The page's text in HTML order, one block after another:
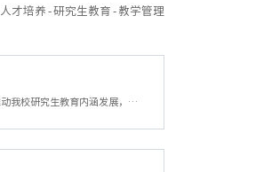
人才培养-研究生教育-教学管理
各学院（研究院）：为深入贯彻党的二十大和二十届历次全会及全国教育大会精神，进一步落实新时代研究生综合改革，推动我校研究生教育内涵发展，根据《关于开展2026年浙江省研究生教育学会科研项目申报工作的通知》要求，经研究，决定开展2026年浙江省研究生教育学会科研项目申报推荐工作，现将有关事项通知如下： 一、申报范围结合我省研究生教育现阶段重要基础和前沿问题，拟定了重点课题和一般课题的选题方向，申请人可结合...